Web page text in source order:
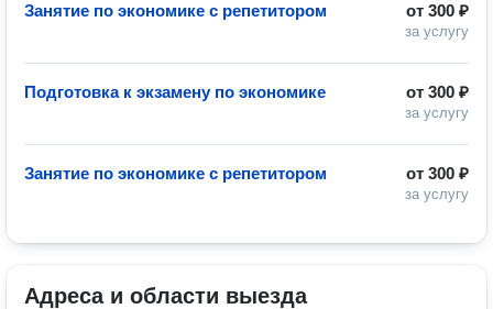
от 300 ₽
за услугу
Занятие по экономике с репетитором
от 300 ₽
за услугу
Подготовка к экзамену по экономике
от 300 ₽
за услугу
Занятие по экономике с репетитором
Адреса и области выезда